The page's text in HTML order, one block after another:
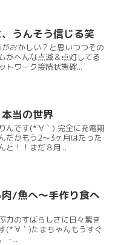
うんそう信じる笑
おかしい？と思いつつその
がへんな点滅＆点灯してる
トワーク接続状態確...
当の世界
です(*´∀｀) 完全に充電期
だかもう2〜3ヶ月はたった
と！！まだ８月...
/魚へ〜手作り食へ
力のすばらしさに日々驚き
(*´∀｀)たまちゃんもうすぐ
-...